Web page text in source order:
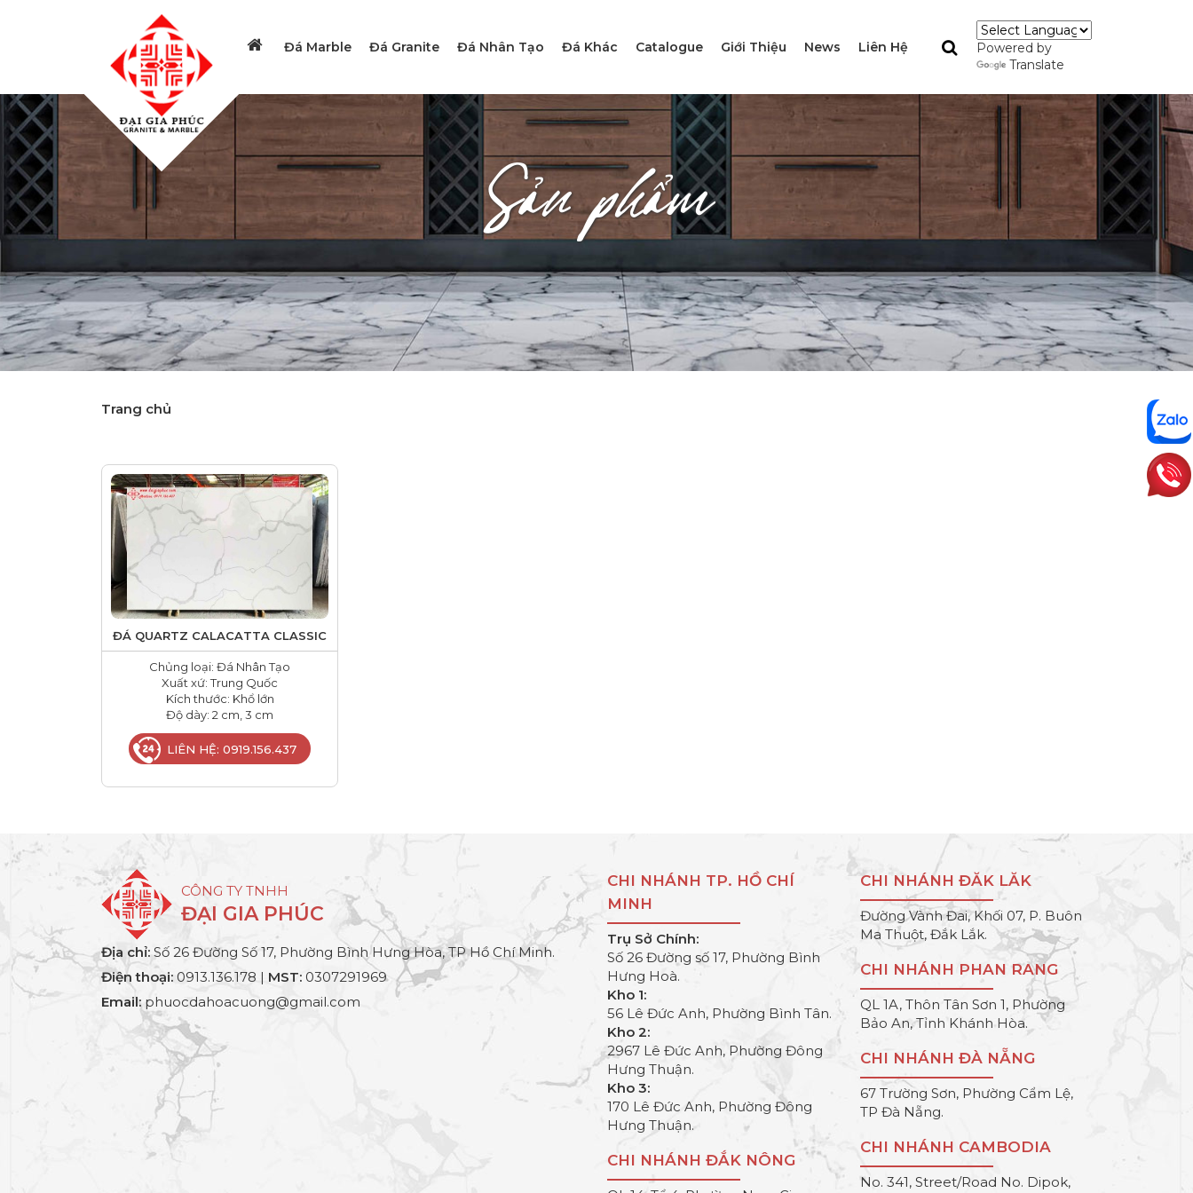
Đá Marble Đá Granite Đá Nhân Tạo Đá Khác Catalogue Giới Thiệu News Liên Hệ
Powered by
Translate
Sản phẩm
Trang chủ
ĐÁ QUARTZ CALACATTA CLASSIC
Chủng loại: Đá Nhân Tạo
Xuất xứ: Trung Quốc
Kích thước: Khổ lớn
Độ dày: 2 cm, 3 cm
LIÊN HỆ: 0919.156.437
CÔNG TY TNHH
ĐẠI GIA PHÚC
Địa chỉ: Số 26 Đường Số 17, Phường Bình Hưng Hòa, TP Hồ Chí Minh.
Điện thoại: 0913.136.178 | MST: 0307291969
Email:phuocdahoacuong@gmail.com
CHI NHÁNH TP. HỒ CHÍ
MINH
Trụ Sở Chính:
Số 26 Đường số 17, Phường Bình
Hưng Hoà.
Kho 1:
56 Lê Đức Anh, Phường Bình Tân.
Kho 2:
2967 Lê Đức Anh, Phường Đông
Hưng Thuận.
Kho 3:
170 Lê Đức Anh, Phường Đông
Hưng Thuận.
CHI NHÁNH ĐẮK NÔNG
CHI NHÁNH ĐĂK LĂK
Đường Vành Đai, Khối 07, P. Buôn
Ma Thuột, Đắk Lắk.
CHI NHÁNH PHAN RANG
QL 1A, Thôn Tân Sơn 1, Phường
Bảo An, Tỉnh Khánh Hòa.
CHI NHÁNH ĐÀ NẴNG
67 Trường Sơn, Phường Cẩm Lệ,
TP Đà Nẵng.
CHI NHÁNH CAMBODIA
No. 341, Street/Road No. Dipok,